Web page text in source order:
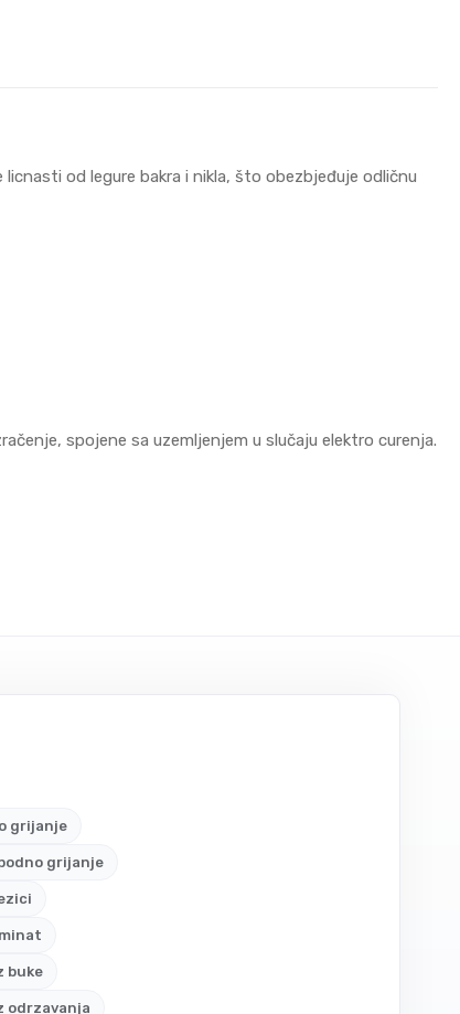
od legure bakra i nikla, što obezbjeđuje odličnu
spojene sa uzemljenjem u slučaju elektro curenja.
grijanje
grijanje
buke
odrzavanja